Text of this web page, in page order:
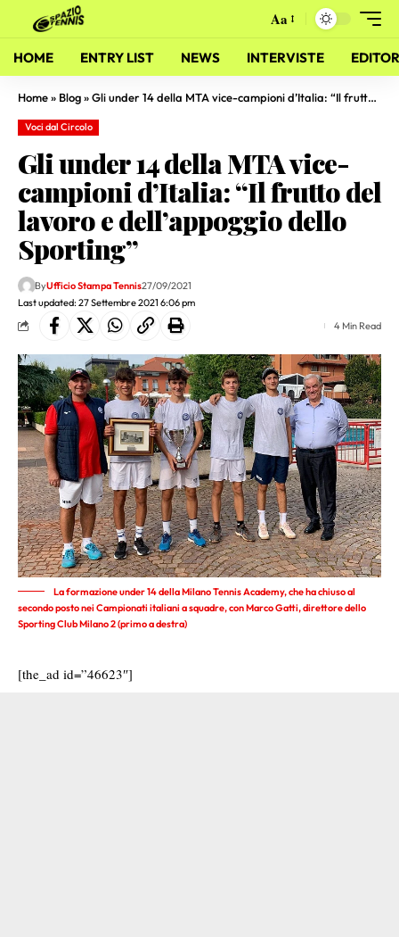
Aa
HOME ENTRY LIST NEWS INTERVISTE
Home» Blog»Gli under 14 della MTA vice-campioni d’Italia: “Il frutto del lavoro e dell’appoggio dello Sporting”
Voci dal Circolo
Gli under 14 della MTA vice-
campioni d’Italia: “Il frutto del
lavoro e dell’appoggio dello
Sporting”
Last updated: 27 Settembre 2021 6:06 pm
ByUfficio Stampa Tennis27/09/2021
4 Min Read
La formazione under 14 della Milano Tennis Academy, che ha chiuso al
secondo posto nei Campionati italiani a squadre, con Marco Gatti, direttore dello
Sporting Club Milano 2 (primo a destra)
[the_ad id=”46623″]